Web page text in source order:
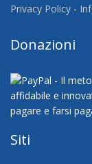
Privacy Policy -
Donazioni
Siti